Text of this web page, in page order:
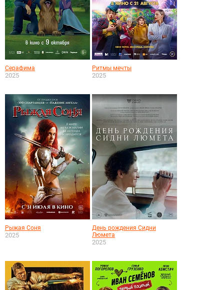
Серафима
2025
Ритмы мечты
2025
Рыжая Соня
2025
День рождения Сидни
Люмета
2025